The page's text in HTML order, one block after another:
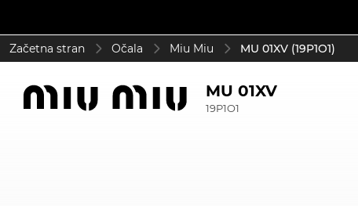
Začetna stran Očala Miu Miu MU 01XV (19P1O1)
MU 01XV
19P1O1